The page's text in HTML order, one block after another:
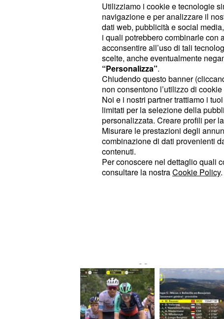
Pronostico e diretta tv Olimpia
Bamberg
Grande opportunità per l'Olimpia
con diretta tv su Sky Sport 2 HD
tedeschi del Bamberg in uno
vittoria garantirebbe il passaggio
Milano parte da favorita anche se i
dimostrati formazione molto ostica
Per tutti gli appassionati sarà
delle due partite
Utilizziamo i cookie e tecnologie
navigazione e per analizzare il
dati web, pubblicità e social
i quali potrebbero combinarle con
acconsentire all’uso di tali
scelte, anche eventualmente
“Personalizza”.
Chiudendo questo banner
non consentono l’utilizzo di
Noi e i nostri partner trattiamo i
limitati per la selezione della
personalizzata. Creare profili per
Misurare le prestazioni degli
combinazione di dati provenienti
contenuti.
Per conoscere nel dettaglio quali
consultare la nostraCookie Policy.